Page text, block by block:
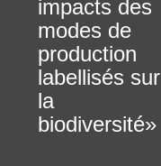
impacts des
modes de
production
labellisés sur
la
biodiversité»